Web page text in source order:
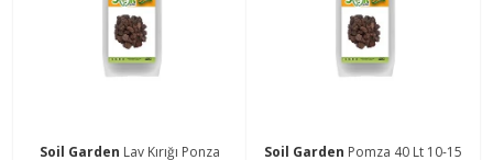
Soil Garden Lav Kırığı Ponza
Soil Garden Pomza 40 Lt 10-15